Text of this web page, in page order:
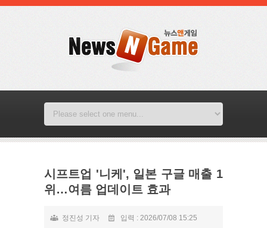
시프트업 '니케', 일본 구글 매출 1
위…여름 업데이트 효과
정진성 기자 입력 : 2026/07/08 15:25